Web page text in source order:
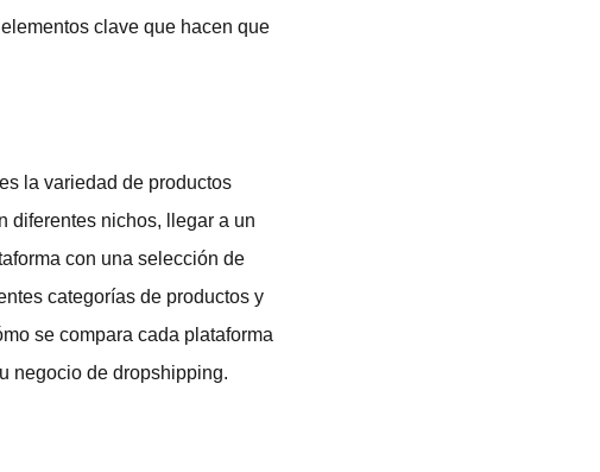
clave que hacen que
es la variedad de productos
diferentes nichos, llegar a un
con una selección de
categorías de productos y
se compara cada plataforma
negocio de dropshipping.